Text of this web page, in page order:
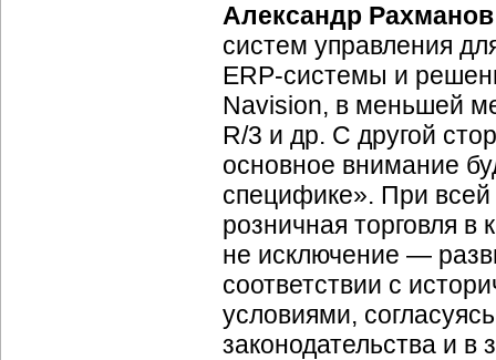
Александр Рахманов
систем управления
ERP-системы и
Navision, в меньшей
R/3 и др. С другой
основное внимание
специфике». При всей
розничная торговля
не исключение —
соответствии с
условиями,
законодательства и в